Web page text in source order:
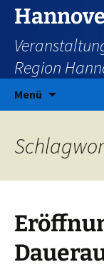
Zum
Inhalt
springen
Region
Menü